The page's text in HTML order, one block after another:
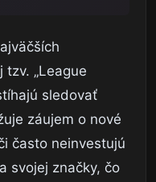
„League
sledovať
záujem o nové
často neinvestujú
svojej značky, čo